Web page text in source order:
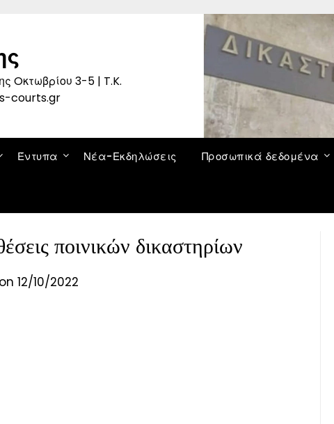
Oκτωβρίου 3-5 | T.K.
courts.gr
Έντυπα Νέα-Εκδηλώσεις Προσωπικά δεδομένα
ποινικών δικαστηρίων
12/10/2022